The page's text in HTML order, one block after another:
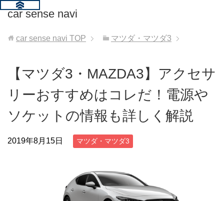
car sense navi
car sense navi TOP マツダ・マツダ3
【マツダ3・MAZDA3】アクセサ
リーおすすめはコレだ！電源や
ソケットの情報も詳しく解説
2019年8月15日 マツダ・マツダ3